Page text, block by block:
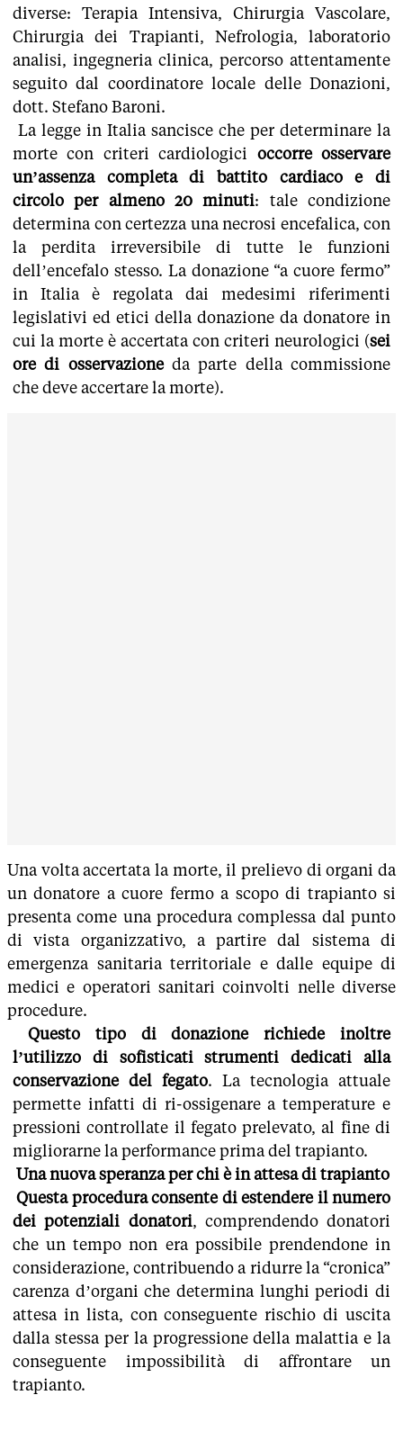
diverse: Terapia Intensiva, Chirurgia Vascolare,
Chirurgia dei Trapianti, Nefrologia, laboratorio
analisi, ingegneria clinica, percorso attentamente
seguito dal coordinatore locale delle Donazioni,
dott. Stefano Baroni.
La legge in Italia sancisce che per determinare la
morte con criteri cardiologici occorre osservare
un’assenza completa di battito cardiaco e di
circolo per almeno 20 minuti: tale condizione
determina con certezza una necrosi encefalica, con
la perdita irreversibile di tutte le funzioni
dell’encefalo stesso. La donazione “a cuore fermo”
in Italia è regolata dai medesimi riferimenti
legislativi ed etici della donazione da donatore in
cui la morte è accertata con criteri neurologici (sei
ore di osservazioneda parte della commissione
che deve accertare la morte).
Una volta accertata la morte, il prelievo di organi da
un donatore a cuore fermo a scopo di trapianto si
presenta come una procedura complessa dal punto
di vista organizzativo, a partire dal sistema di
emergenza sanitaria territoriale e dalle equipe di
medici e operatori sanitari coinvolti nelle diverse
procedure.
Questo tipo di donazione richiede inoltre
l’utilizzo di sofisticati strumenti dedicati alla
conservazione del fegato. La tecnologia attuale
permette infatti di ri-ossigenare a temperature e
pressioni controllate il fegato prelevato, al fine di
migliorarne la performance prima del trapianto.
Una nuova speranza per chi è in attesa di trapianto
Questa procedura consente di estendere il numero
dei potenziali donatori, comprendendo donatori
che un tempo non era possibile prendendone in
considerazione, contribuendo a ridurre la “cronica”
carenza d’organi che determina lunghi periodi di
attesa in lista, con conseguente rischio di uscita
dalla stessa per la progressione della malattia e la
conseguente impossibilità di affrontare un
trapianto.